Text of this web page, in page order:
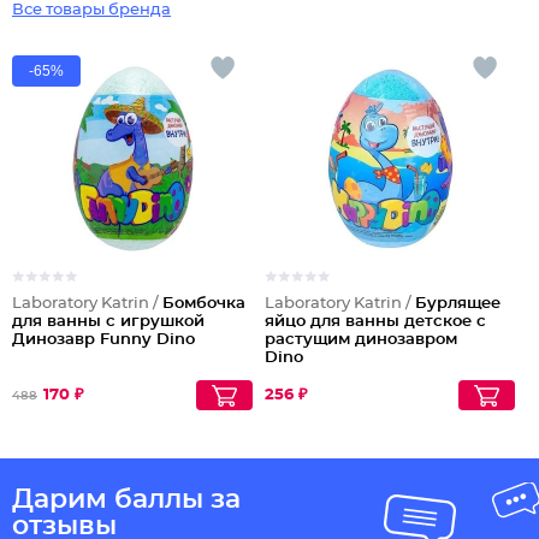
Все товары бренда
-65%
Laboratory Katrin / Бомбочка
для ванны с игрушкой
Динозавр Funny Dino
488 170 ₽
Laboratory Katrin / Бурлящее
яйцо для ванны детское с
растущим динозавром
Dino
256 ₽
Дарим баллы за
отзывы